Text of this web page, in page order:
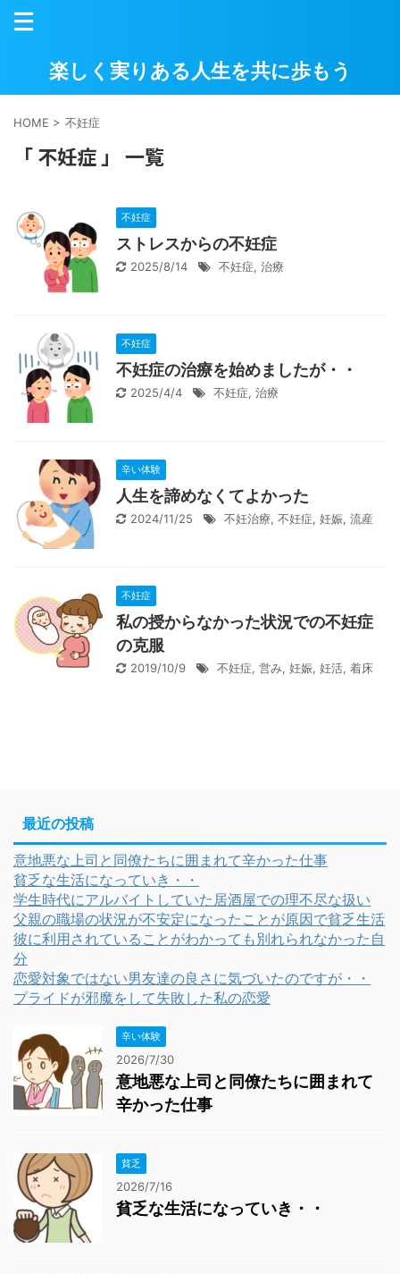
楽しく実りある人生を共に歩もう
HOME > 不妊症
「 不妊症 」 一覧
不妊症
ストレスからの不妊症
2025/8/14 不妊症, 治療
不妊症
不妊症の治療を始めましたが・・
2025/4/4 不妊症, 治療
辛い体験
人生を諦めなくてよかった
2024/11/25 不妊治療, 不妊症, 妊娠, 流産
不妊症
私の授からなかった状況での不妊症
の克服
2019/10/9 不妊症, 営み, 妊娠, 妊活, 着床
最近の投稿
意地悪な上司と同僚たちに囲まれて辛かった仕事
貧乏な生活になっていき・・
学生時代にアルバイトしていた居酒屋での理不尽な扱い
父親の職場の状況が不安定になったことが原因で貧乏生活
彼に利用されていることがわかっても別れられなかった自
分
恋愛対象ではない男友達の良さに気づいたのですが・・
プライドが邪魔をして失敗した私の恋愛
辛い体験
2026/7/30
意地悪な上司と同僚たちに囲まれて
辛かった仕事
貧乏
2026/7/16
貧乏な生活になっていき・・